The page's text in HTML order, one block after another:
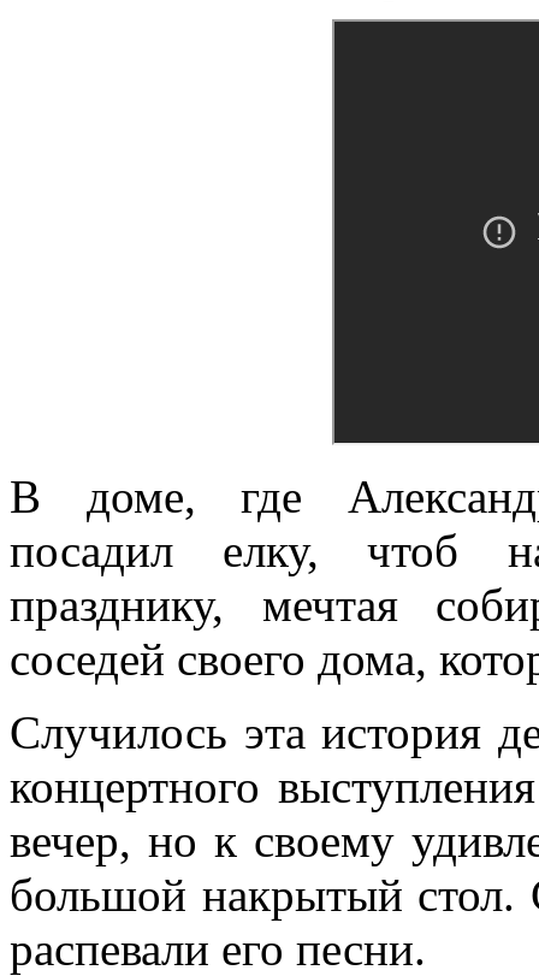
В доме, где
посадил елку, чтоб
празднику, мечтая
соседей своего дома,
Случилось эта история
концертного
вечер, но к своему
большой накрытый стол.
распевали его песни.